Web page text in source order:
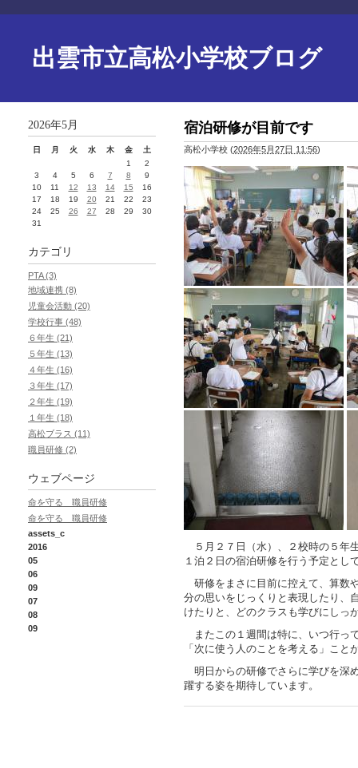
出雲市立高松小学校ブログ
宿泊研修が目前です
高松小学校 (2026年5月27日 11:56)
５月２７日（水）、２校時の５年
１泊２日の宿泊研修を行う予定とし
研修をまさに目前に控えて、算数
分の思いをじっくりと表現したり、
けたりと、どのクラスも学びにしっ
またこの１週間は特に、いつ行っ
「次に使う人のことを考える」こ
明日からの研修でさらに学びを深
躍する姿を期待しています。
2026年5月
日 月 火 水 木 金
土
1
2
3
4 5 6 7 8
9
10
11 12 13 14 15
16
17
18 19 20 21 22
23
24
25 26 27 28 29
30
31
カテゴリ
PTA (3)
地域連携 (8)
児童会活動 (20)
学校行事 (48)
６年生 (21)
５年生 (13)
４年生 (16)
３年生 (17)
２年生 (19)
１年生 (18)
高松ブラス (11)
職員研修 (2)
ウェブページ
命を守る 職員研修
命を守る 職員研修
assets_c
2016
05
06
09
07
08
09